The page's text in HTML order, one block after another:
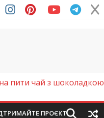
пити чай з шоколадкою
ПРОЄКТ